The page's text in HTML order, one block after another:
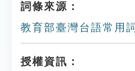
詞條來源：
教育部臺灣台語常用
授權資訊：